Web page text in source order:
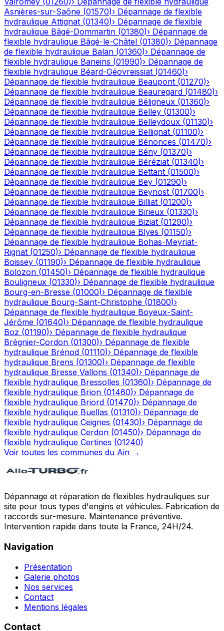
Asnières-sur-Saône (01570)› Dépannage de flexible
hydraulique Attignat (01340)› Dépannage de flexible
hydraulique Bâgé-Dommartin (01380)› Dépannage de
flexible hydraulique Bâgé-le-Châtel (01380)› Dépannage
de flexible hydraulique Balan (01360)› Dépannage de
flexible hydraulique Baneins (01990)› Dépannage de
flexible hydraulique Béard-Géovreissiat (01460)›
Dépannage de flexible hydraulique Beaupont (01270)›
Dépannage de flexible hydraulique Beauregard (01480)›
Dépannage de flexible hydraulique Béligneux (01360)›
Dépannage de flexible hydraulique Belley (01300)›
Dépannage de flexible hydraulique Belleydoux (01130)›
Dépannage de flexible hydraulique Bellignat (01100)›
Dépannage de flexible hydraulique Bénonces (01470)›
Dépannage de flexible hydraulique Bény (01370)›
Dépannage de flexible hydraulique Béréziat (01340)›
Dépannage de flexible hydraulique Bettant (01500)›
Dépannage de flexible hydraulique Bey (01290)›
Dépannage de flexible hydraulique Beynost (01700)›
Dépannage de flexible hydraulique Billiat (01200)›
Dépannage de flexible hydraulique Birieux (01330)›
Dépannage de flexible hydraulique Biziat (01290)›
Dépannage de flexible hydraulique Blyes (01150)›
Dépannage de flexible hydraulique Bohas-Meyriat-
Rignat (01250)› Dépannage de flexible hydraulique
Boissey (01190)› Dépannage de flexible hydraulique
Bolozon (01450)› Dépannage de flexible hydraulique
Bouligneux (01330)› Dépannage de flexible hydraulique
Bourg-en-Bresse (01000)› Dépannage de flexible
hydraulique Bourg-Saint-Christophe (01800)›
Dépannage de flexible hydraulique Boyeux-Saint-
Jérôme (01640)› Dépannage de flexible hydraulique
Boz (01190)› Dépannage de flexible hydraulique
Brégnier-Cordon (01300)› Dépannage de flexible
hydraulique Brénod (01110)› Dépannage de flexible
hydraulique Brens (01300)› Dépannage de flexible
hydraulique Bresse Vallons (01340)› Dépannage de
flexible hydraulique Bressolles (01360)› Dépannage de
flexible hydraulique Brion (01460)› Dépannage de
flexible hydraulique Briord (01470)› Dépannage de
flexible hydraulique Buellas (01310)› Dépannage de
flexible hydraulique Ceignes (01430)› Dépannage de
flexible hydraulique Cerdon (01450)› Dépannage de
flexible hydraulique Certines (01240)
Voir toutes les communes du Ain →
Dépannage et réparation de flexibles hydrauliques sur
site pour tous types d'engins et véhicules. Fabrication de
raccords sur-mesure. Maintenance préventive.
Intervention rapide dans toute la France, 24H/24.
Navigation
Présentation
Galerie photos
Nos services
Contact
Mentions légales
Contact